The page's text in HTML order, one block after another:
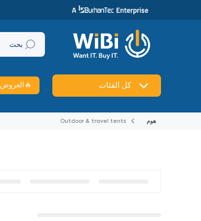
تخطي إلى المحتوى
بحث
كل الفئات 🔥 العروض
هوم Outdoor & travel tents